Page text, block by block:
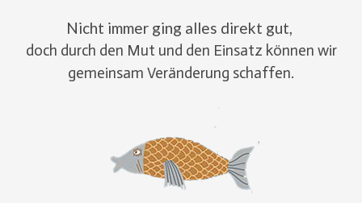
Nicht immer ging alles direkt gut,
doch durch den Mut und den Einsatz können wir
gemeinsam Veränderung schaffen.